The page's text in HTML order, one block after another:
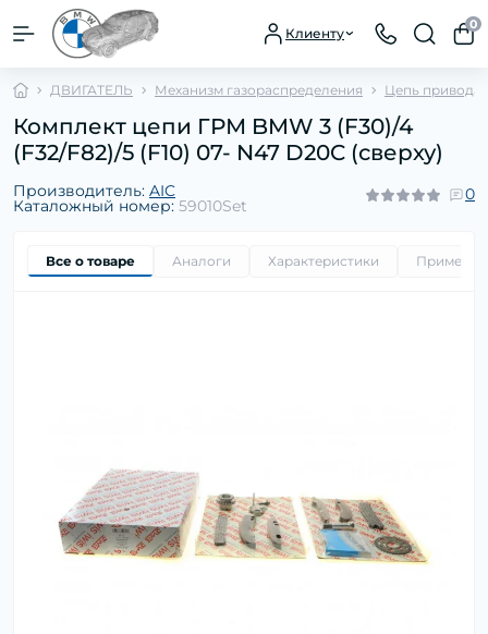
Клиенту
0
ДВИГАТЕЛЬ Механизм газораспределения Цепь привода
Комплект цепи ГРМ BMW 3 (F30)/4
(F32/F82)/5 (F10) 07- N47 D20C (сверху)
Производитель: AIC
Каталожный номер: 59010Set
0
Все о товаре Аналоги Характеристики